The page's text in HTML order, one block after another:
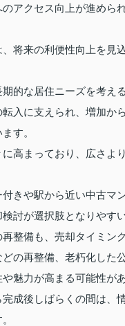
アクセス向上が進め
将来の利便性向上を見
的な居住ニーズを考え
入に支えられ、増加か
す。
高まっており、広さよ
きや駅から近い中古マ
討が選択肢となりやすい
整備も、売却タイミン
の再整備、老朽化した
魅力が高まる可能性があ
成後しばらくの間は、